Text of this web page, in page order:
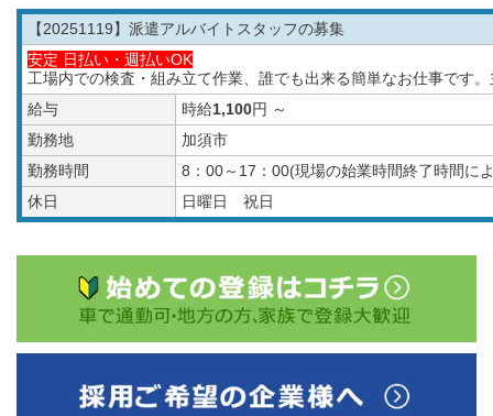
【20251119】派遣アルバイトスタッフの募集
安定 日払い・週払いOK
工場内での検査・組み立て作業、誰でも出来る簡単なお仕事です
給与
時給1,100円 ～
勤務地
加須市
勤務時間
8：00～17：00(現場の始業時間終了時間に
休日
日曜日 祝日